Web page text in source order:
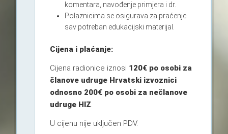
komentara, navođenje primjera i dr.
Polaznicima se osigurava za praćenje
sav potreban edukacijski materijal.
Cijena i plaćanje:
Cijena radionice iznosi 120€ po osobi za
članove udruge Hrvatski izvoznici
odnosno 200€ po osobi za nečlanove
udruge HIZ.
U cijenu nije uključen PDV.